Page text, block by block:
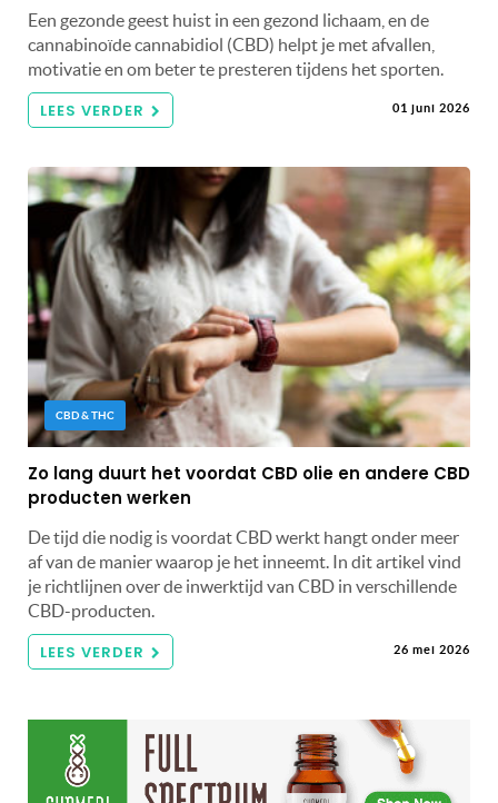
Een gezonde geest huist in een gezond lichaam, en de
cannabinoïde cannabidiol (CBD) helpt je met afvallen,
motivatie en om beter te presteren tijdens het sporten.
LEES VERDER 01 juni 2026
CBD & THC
Zo lang duurt het voordat CBD olie en andere CBD
producten werken
De tijd die nodig is voordat CBD werkt hangt onder meer
af van de manier waarop je het inneemt. In dit artikel vind
je richtlijnen over de inwerktijd van CBD in verschillende
CBD-producten.
LEES VERDER 26 mei 2026